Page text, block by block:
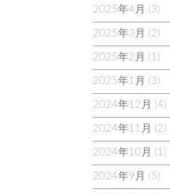
2025年4月 (3)
2025年3月 (2)
2025年2月 (1)
2025年1月 (3)
2024年12月 (4)
2024年11月 (2)
2024年10月 (1)
2024年9月 (5)